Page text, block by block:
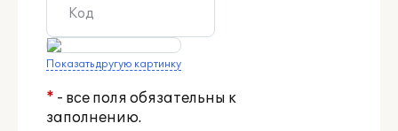
Показать другую картинку
* - все поля обязательны к
заполнению.